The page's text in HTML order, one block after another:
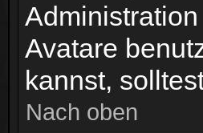
Avatare
kannst,
Nach oben